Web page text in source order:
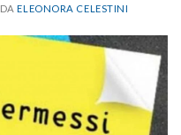
DAELEONORA CELESTINI